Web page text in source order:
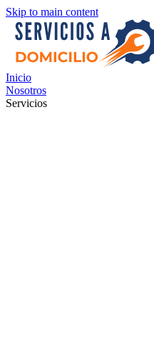
Skip to main content
Inicio
Nosotros
Servicios